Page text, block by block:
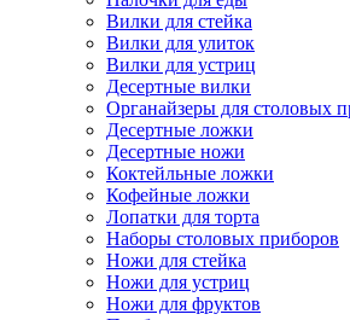
Вилки для стейка
Вилки для улиток
Вилки для устриц
Десертные вилки
Органайзеры для столовых
Десертные ложки
Десертные ножи
Коктейльные ложки
Кофейные ложки
Лопатки для торта
Наборы столовых приборов
Ножи для стейка
Ножи для устриц
Ножи для фруктов